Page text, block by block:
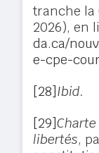
tranche la
2026), en
da.ca/
e-cpe-
[28]Ibid.
[29]
libertés,